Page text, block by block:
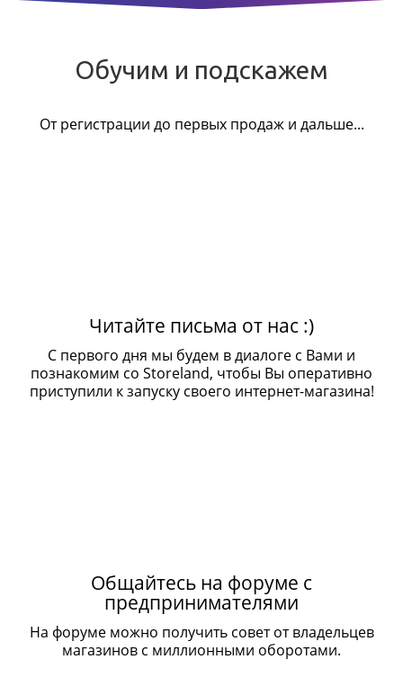
Обучим и подскажем
От регистрации до первых продаж и дальше...
Читайте письма от нас :)
С первого дня мы будем в диалоге с Вами и
познакомим со Storeland, чтобы Вы оперативно
приступили к запуску своего интернет-магазина!
Общайтесь на форуме с
предпринимателями
На форуме можно получить совет от владельцев
магазинов с миллионными оборотами.